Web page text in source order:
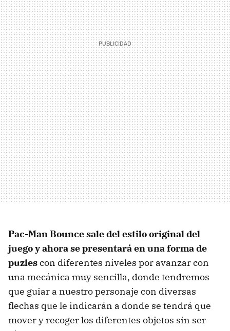
Pac-Man Bounce sale del estilo original del
juego y ahora se presentará en una forma de
puzlescon diferentes niveles por avanzar con
una mecánica muy sencilla, donde tendremos
que guiar a nuestro personaje con diversas
flechas que le indicarán a donde se tendrá que
mover y recoger los diferentes objetos sin ser